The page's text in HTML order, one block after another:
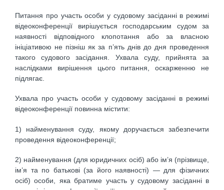
Питання про участь особи у судовому засіданні в режимі
відеоконференції вирішується господарським судом за
наявності відповідного клопотання або за власною
ініціативою не пізніш як за п’ять днів до дня проведення
такого судового засідання. Ухвала суду, прийнята за
наслідками вирішення цього питання, оскарженню не
підлягає.
Ухвала про участь особи у судовому засіданні в режимі
відеоконференції повинна містити:
1) найменування суду, якому доручається забезпечити
проведення відеоконференції;
2) найменування (для юридичних осіб) або ім’я (прізвище,
ім’я та по батькові (за його наявності) — для фізичних
осіб) особи, яка братиме участь у судовому засіданні в